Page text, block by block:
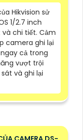
Hikvision sử
1/2.7 inch
chi tiết. Cảm
camera ghi lại
cả trong
vượt trội
và ghi lại